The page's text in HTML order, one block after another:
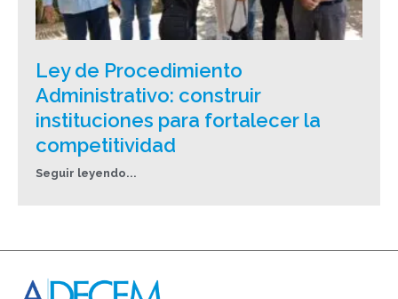
Ley de Procedimiento
Administrativo: construir
instituciones para fortalecer la
competitividad
Seguir leyendo...